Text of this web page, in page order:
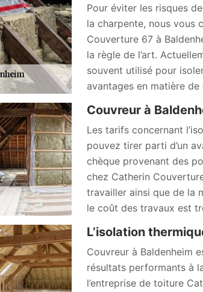
Pour éviter les risques
la charpente, nous vous
Couverture 67 à
la règle de l’art.
souvent utilisé pour
avantages en matière
Couvreur à
Les tarifs concernant
pouvez tirer parti d’un
chèque provenant des
chez Catherin
travailler ainsi que de la
le coût des travaux est
L’isolation
Couvreur à Baldenheim
résultats performants à
l’entreprise de toiture